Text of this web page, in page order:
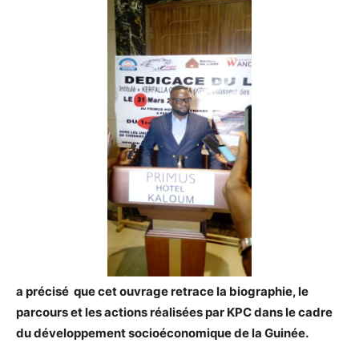
a précisé que cet ouvrage retrace la biographie, le
parcours et les actions réalisées par KPC dans le cadre
du développement socioéconomique de la Guinée.